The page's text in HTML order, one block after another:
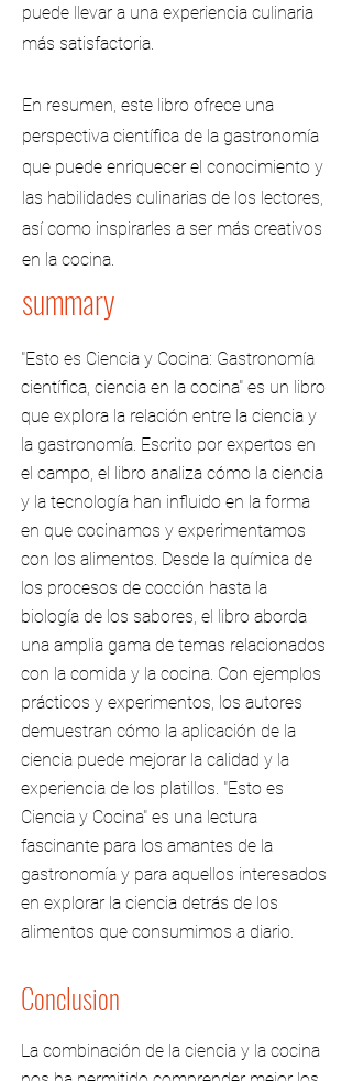
puede llevar a una experiencia culinaria
más satisfactoria.
En resumen, este libro ofrece una
perspectiva científica de la gastronomía
que puede enriquecer el conocimiento y
las habilidades culinarias de los lectores,
así como inspirarles a ser más creativos
en la cocina.
summary
"Esto es Ciencia y Cocina: Gastronomía
científica, ciencia en la cocina" es un libro
que explora la relación entre la ciencia y
la gastronomía. Escrito por expertos en
el campo, el libro analiza cómo la ciencia
y la tecnología han influido en la forma
en que cocinamos y experimentamos
con los alimentos. Desde la química de
los procesos de cocción hasta la
biología de los sabores, el libro aborda
una amplia gama de temas relacionados
con la comida y la cocina. Con ejemplos
prácticos y experimentos, los autores
demuestran cómo la aplicación de la
ciencia puede mejorar la calidad y la
experiencia de los platillos. "Esto es
Ciencia y Cocina" es una lectura
fascinante para los amantes de la
gastronomía y para aquellos interesados
en explorar la ciencia detrás de los
alimentos que consumimos a diario.
Conclusion
La combinación de la ciencia y la cocina